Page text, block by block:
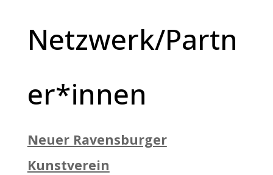
Netzwerk/Partn
er*innen
Neuer Ravensburger
Kunstverein